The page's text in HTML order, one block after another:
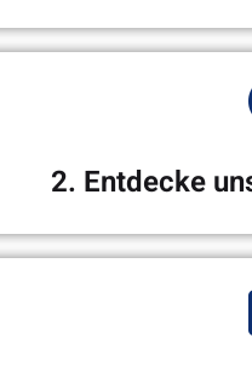
Unser
Webseite kannst Du schon mal
2. Entdecke
Triff die
genau